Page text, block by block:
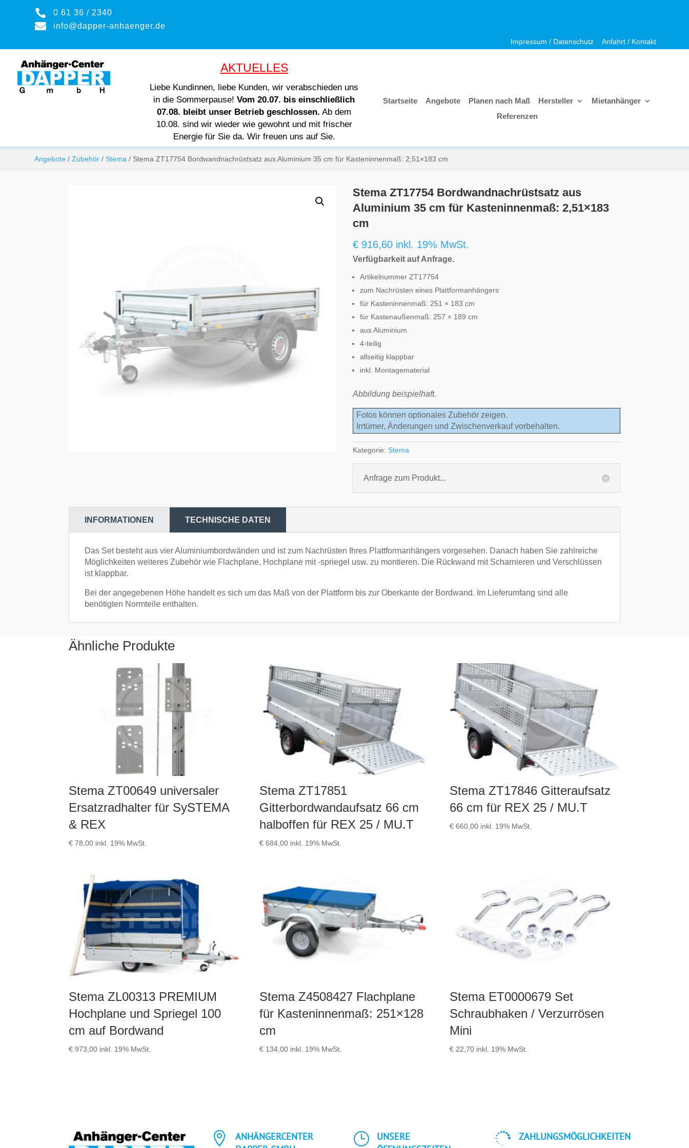
 0 61 36 / 2340
 info@dapper-anhaenger.de
Impressum / Datenschutz Anfahrt / Kontakt
AKTUELLES
Liebe Kundinnen, liebe Kunden, wir verabschieden uns
in die Sommerpause!Vom 20.07. bis einschließlich
07.08. bleibt unser Betrieb geschlossen. Ab dem
10.08. sind wir wieder wie gewohnt und mit frischer
Energie für Sie da. Wir freuen uns auf Sie.
Startseite Angebote Planen nach Maß Hersteller
Mietanhänger
Referenzen
Angebote /Zubehör /Stema / Stema ZT17754 Bordwandnachrüstsatz aus Aluminium 35 cm für Kasteninnenmaß: 2,51×183 cm
Stema ZT17754 Bordwandnachrüstsatz aus
Aluminium 35 cm für Kasteninnenmaß: 2,51×183
cm
€ 916,60 inkl. 19% MwSt.
Verfügbarkeit auf Anfrage.
Artikelnummer ZT17754
zum Nachrüsten eines Plattformanhängers
für Kasteninnenmaß: 251 × 183 cm
für Kastenaußenmaß: 257 × 189 cm
aus Aluminium
4-teilig
allseitig klappbar
inkl. Montagematerial
Abbildung beispielhaft.
Fotos können optionales Zubehör zeigen.
Irrtümer, Änderungen und Zwischenverkauf vorbehalten.
Kategorie:Stema
Anfrage zum Produkt...
INFORMATIONEN TECHNISCHE DATEN
Das Set besteht aus vier Aluminiumbordwänden und ist zum Nachrüsten Ihres Plattformanhängers vorgesehen. Danach haben Sie zahlreiche
Möglichkeiten weiteres Zubehör wie Flachplane, Hochplane mit -spriegel usw. zu montieren. Die Rückwand mit Scharnieren und Verschlüssen
ist klappbar.
Bei der angegebenen Höhe handelt es sich um das Maß von der Plattform bis zur Oberkante der Bordwand. Im Lieferumfang sind alle
benötigten Normteile enthalten.
Ähnliche Produkte
Stema ZT00649 universaler
Ersatzradhalter für SySTEMA
& REX
€ 78,00 inkl. 19% MwSt.
Stema ZT17851
Gitterbordwandaufsatz 66 cm
halboffen für REX 25 / MU.T
€684,00 inkl. 19% MwSt.
Stema ZT17846 Gitteraufsatz
66 cm für REX 25 / MU.T
€ 660,00 inkl. 19% MwSt.
Stema ZL00313 PREMIUM
Hochplane und Spriegel 100
cm auf Bordwand
€ 973,00 inkl. 19% MwSt.
Stema Z4508427 Flachplane
für Kasteninnenmaß: 251×128
cm
€134,00 inkl. 19% MwSt.
Stema ET0000679 Set
Schraubhaken / Verzurrösen
Mini
€ 22,70 inkl. 19% MwSt.

ANHÄNGERCENTER
}
UNSERE
 ZAHLUNGSMÖGLICHKEITEN